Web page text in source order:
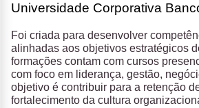
Universidade Corporativa
Foi criada para desenvolver
alinhadas aos objetivos estratégicos
formações contam com cursos
com foco em liderança, gestão,
objetivo é contribuir para a retenção
fortalecimento da cultura